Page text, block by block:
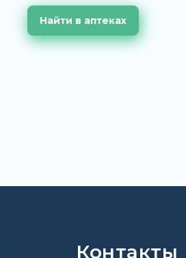
Найти в аптеках
Контакты